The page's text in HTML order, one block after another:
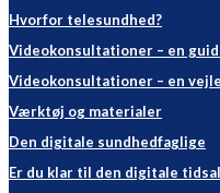
Hvorfor telesundhed?
Videokonsultationer – en
Videokonsultationer – en
Værktøj og materialer
Den digitale sundhedfaglige
Er du klar til den digitale